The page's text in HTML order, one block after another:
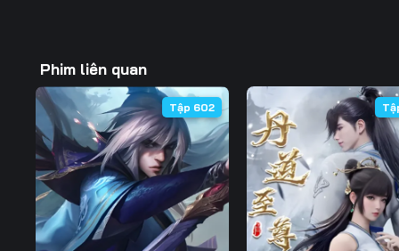
99 100 101
106 107 108
113 114 115
120 121 122
127 128 129
Phim liên quan
Tập 602